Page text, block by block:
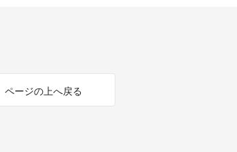
ページの上へ戻る